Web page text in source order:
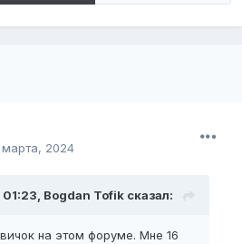
марта, 2024
Bogdan Tofik сказал:
на этом форуме. Мне 16